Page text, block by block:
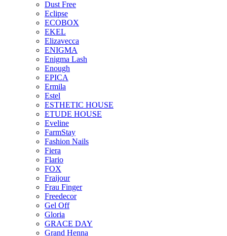
Dust Free
Eclipse
ECOBOX
EKEL
Elizavecca
ENIGMA
Enigma Lash
Enough
EPICA
Ermila
Estel
ESTHETIC HOUSE
ETUDE HOUSE
Eveline
FarmStay
Fashion Nails
Fiera
Flario
FOX
Fraijour
Frau Finger
Freedecor
Gel Off
Gloria
GRACE DAY
Grand Henna